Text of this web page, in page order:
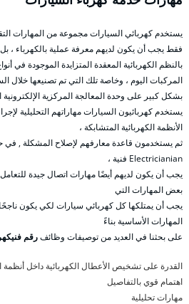
يستخدم كهربائي السيارات مجموعة من المهارات
فقط يجب أن يكون لديهم معرفة عملية بالكهرباء ،
بالنظم الكهربائية المعقدة المتزايدة الموجودة في
المركبات اليوم ، وخاصة تلك التي تم تصنيعها خلال
بشكل كبير على وحدة المعالجة المركزية الإلكترونية
يستخدم كهربائيون السيارات مهاراتهم التحليلية
الأنظمة الكهربائية المتشابكة ،
Electricianian فنية ،
يجب أن يكون لديهم أيضًا مهارات اتصال جيدة
بعض المهارات التي
يجب أن يمتلكها كل كهربائي سيارات لكي يكون ناجحًا.
المهارات الأساسية بناءً
على بحثنا في العديد من توصيفات وظائفرقم
القدرة على تشخيص الأعطال الكهربائية داخل أنظمة
اهتمام قوي بالتفاصيل
مهارات تحليلية